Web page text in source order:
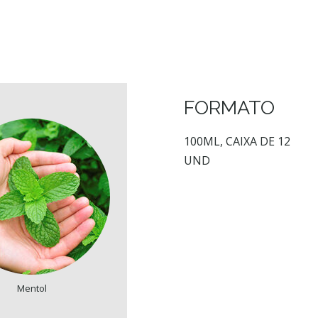
Mentol
FORMATO
100ML, CAIXA DE 12
UND